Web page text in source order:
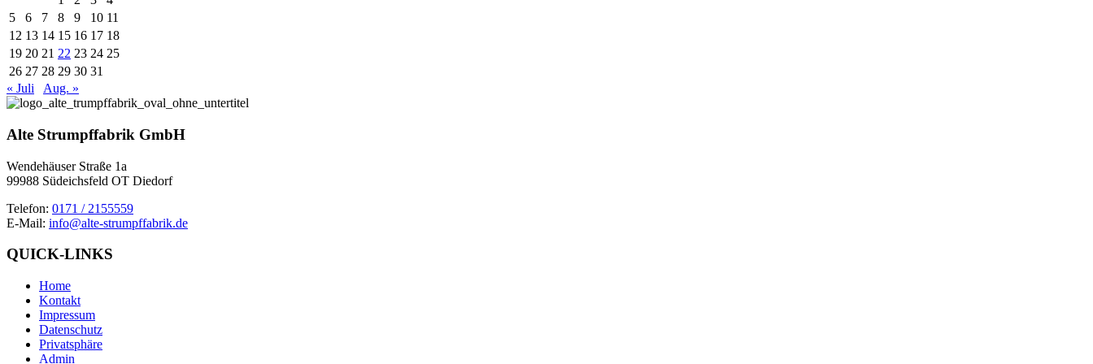
5
6 7 8 9 10 11
12 13 14 15 16 17 18
19 20 21 22 23 24 25
26 27 28 29 30 31
« Juli
Aug. »
Alte Strumpffabrik GmbH
Wendehäuser Straße 1a
99988 Südeichsfeld OT Diedorf
Telefon: 0171 / 2155559
E-Mail: info@alte-strumpffabrik.de
QUICK-LINKS
Home
Kontakt
Impressum
Datenschutz
Privatsphäre
Admin